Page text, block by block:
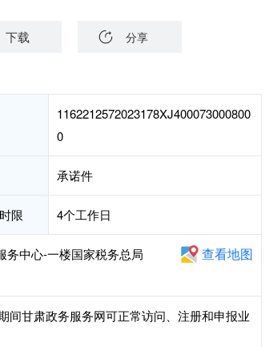
下载 分享
1162212572023178XJ400073000800
0
承诺件
限 4个工作日
务中心-一楼国家税务总局
查看地图
间甘肃政务服务网可正常访问、注册和申报业